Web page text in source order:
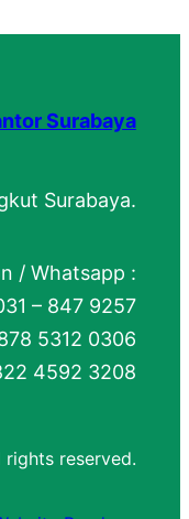
Surabaya
Surabaya.
/ Whatsapp :
– 847 9257
5312 0306
4592 3208
reserved.